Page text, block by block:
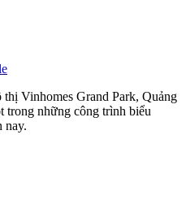
Vinhomes Grand Park, Quảng
trong những công trình biểu
nay.